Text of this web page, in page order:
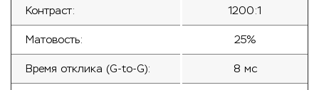
Контраст: 1200:1
Матовость: 25%
Время отклика (G-to-G): 8 мс